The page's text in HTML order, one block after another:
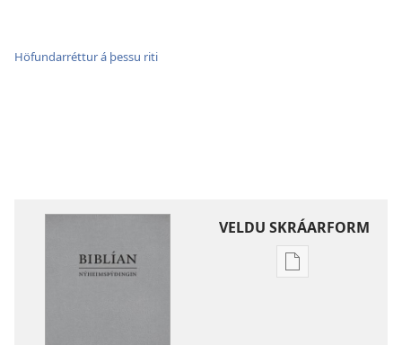
Höfundarréttur á þessu riti
VELDU SKRÁARFORM
Möguleikar